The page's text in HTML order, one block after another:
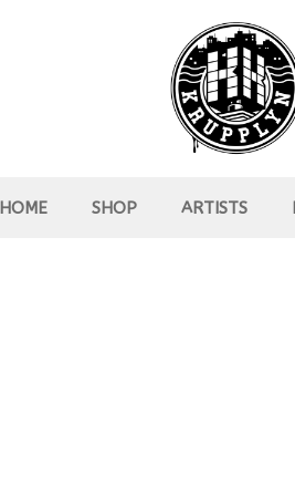
HOME SHOP ARTISTS